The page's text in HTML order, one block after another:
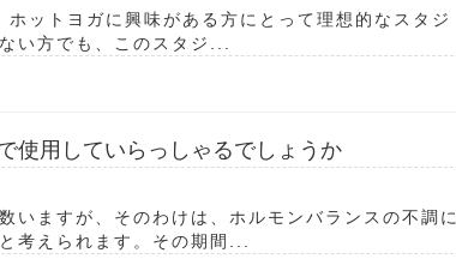
ットヨガに興味がある方にとって理想的なスタジ
い方でも、このスタジ...
使用していらっしゃるでしょうか
いますが、そのわけは、ホルモンバランスの不調に
考えられます。その期間...